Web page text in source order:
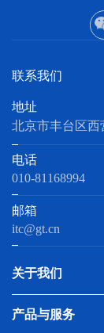
联系我们
地址
北京市丰台区西
电话
010-81168994
邮箱
itc@gt.cn
关于我们
产品与服务